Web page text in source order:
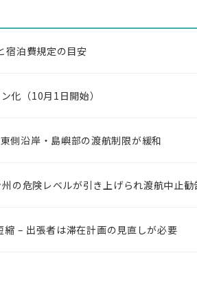
宿泊費規定の目安
化（10月1日開始）
側沿岸・島嶼部の渡航制限が緩和
の危険レベルが引き上げられ渡航中止勧
– 出張者は滞在計画の見直しが必要